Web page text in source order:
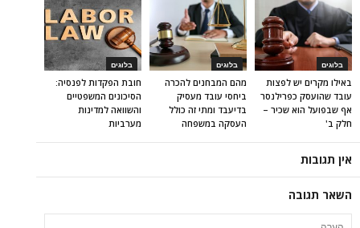
בלוגים
חובת הפקדות לפנסיה:
הסיכונים המשפטיים
והשוואה למדינות
מערביות
בלוגים
מהם המבחנים להכרה
ביחסי עובד מעסיק
בדיעבד ומתי זה כולל
העסקה במשפחה
בלוגים
באילו מקרים יש לפצות
עובד שהועסק כפרילנסר
אף שבפועל הוא שכיר –
חלק ב'
אין תגובות
השאר תגובה